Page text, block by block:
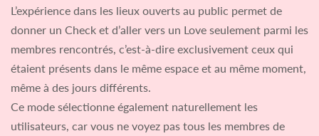
L’expérience dans les lieux ouverts au public permet de
donner un Check et d’aller vers un Love seulement parmi les
membres rencontrés, c’est-à-dire exclusivement ceux qui
étaient présents dans le même espace et au même moment,
même à des jours différents.
Ce mode sélectionne également naturellement les
utilisateurs, car vous ne voyez pas tous les membres de